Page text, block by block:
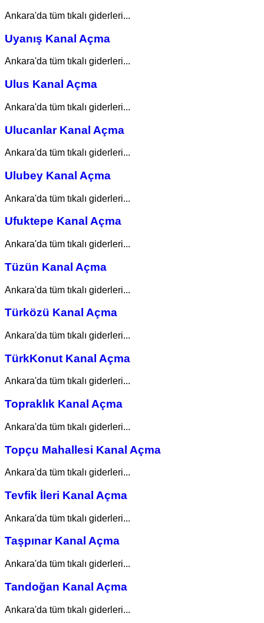
Ankara'da tüm tıkalı giderleri...
Uyanış Kanal Açma
Ankara'da tüm tıkalı giderleri...
Ulus Kanal Açma
Ankara'da tüm tıkalı giderleri...
Ulucanlar Kanal Açma
Ankara'da tüm tıkalı giderleri...
Ulubey Kanal Açma
Ankara'da tüm tıkalı giderleri...
Ufuktepe Kanal Açma
Ankara'da tüm tıkalı giderleri...
Tüzün Kanal Açma
Ankara'da tüm tıkalı giderleri...
Türközü Kanal Açma
Ankara'da tüm tıkalı giderleri...
TürkKonut Kanal Açma
Ankara'da tüm tıkalı giderleri...
Topraklık Kanal Açma
Ankara'da tüm tıkalı giderleri...
Topçu Mahallesi Kanal Açma
Ankara'da tüm tıkalı giderleri...
Tevfik İleri Kanal Açma
Ankara'da tüm tıkalı giderleri...
Taşpınar Kanal Açma
Ankara'da tüm tıkalı giderleri...
Tandoğan Kanal Açma
Ankara'da tüm tıkalı giderleri...